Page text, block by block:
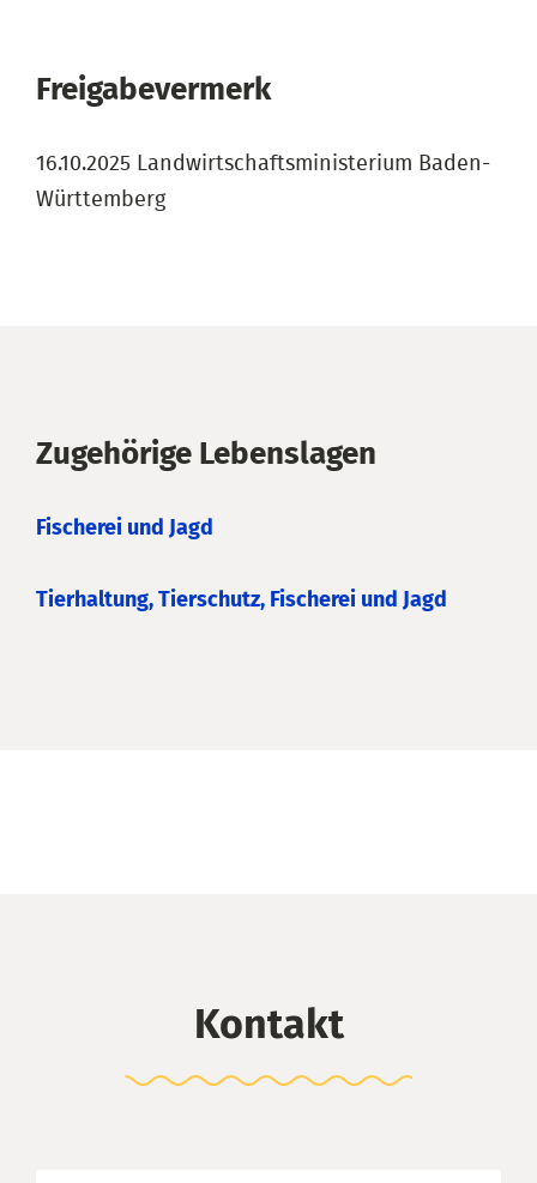
Freigabevermerk
16.10.2025 Landwirtschaftsministerium Baden-
Württemberg
Zugehörige Lebenslagen
Fischerei und Jagd
Tierhaltung, Tierschutz, Fischerei und Jagd
Kontakt